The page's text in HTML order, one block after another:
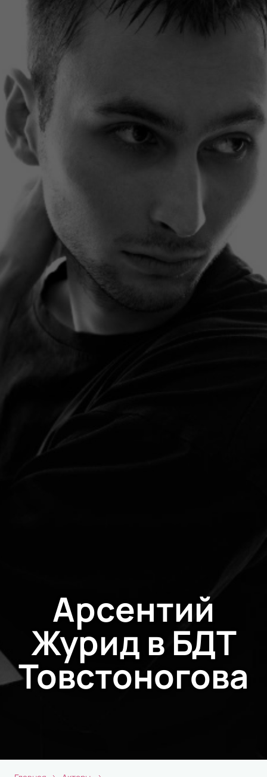
Арсентий
Журид в БДТ
Товстоногова